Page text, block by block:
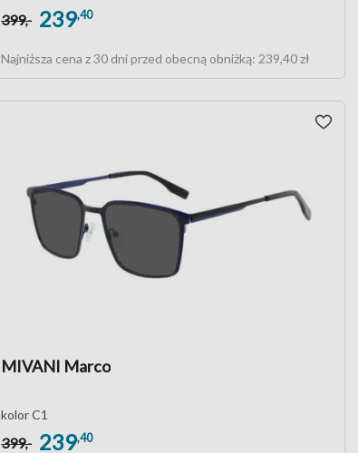
399,- 239,40
Najniższa cena z 30 dni przed obecną obniżką: 239,40 zł
MIVANI Marco
kolor C1
399,- 239,40